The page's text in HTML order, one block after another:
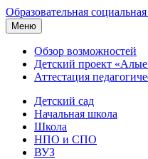
Образовательная социальная
Меню
Обзор возможностей
Детский проект «Алые
Аттестация
Детский сад
Начальная школа
Школа
НПО и СПО
ВУЗ